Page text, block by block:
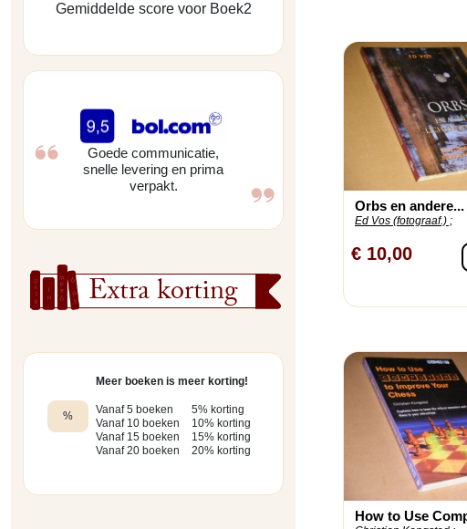
Gemiddelde score voor Boek2
Goede communicatie,
snelle levering en prima
verpakt.
Extra korting
%
Meer boeken is meer korting!
Vanaf 5 boeken
Vanaf 10 boeken
Vanaf 15 boeken
Vanaf 20 boeken
5% korting
10% korting
15% korting
20% korting
Orbs en andere...
Ed Vos (fotograaf.) ;
€ 10,00
How to Use